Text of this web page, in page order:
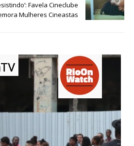
Favela Cineclube
Mulheres Cineastas